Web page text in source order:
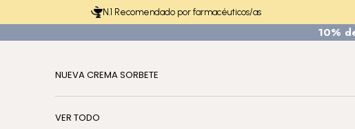
N.1 Recomendado por farmacéuticos/as
10%
NUEVA CREMA SORBETE
VER TODO